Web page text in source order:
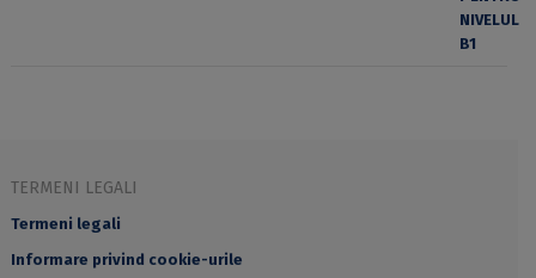
TERMENI LEGALI
Termeni legali
Informare privind cookie-urile